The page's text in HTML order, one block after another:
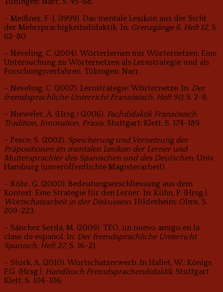
– Meißner, F-J. (1999). Das mentale Lexikon aus der Sicht
der Mehrsprachigkeitsdidaktik. In: Grenzgänge 6, Heft 12, S.
62-80.
– Neveling, C. (2004). Wörterlernen mir Wörternetzen: Eine
Untersuchung zu Wörternetzen als Lernstrategie und als
Forschungsverfahren. Tübingen: Narr.
– Neveling, C. (2007). Lernstrategie: Wörternetze. In: Der
fremdsprachliche Unterricht Französisch, Heft 90, S. 2-8.
– Nieweler, A. (Hrsg.) (2006). Fachdidaktik Französisch.
Tradition, Innovation, Praxis. Stuttgart: Klett, S. 174-189.
– Pesce, S. (2002). Speicherung und Vernetzung der
Präpositionen im mentalen Lexikon der Lerner und
Muttersprachler des Spanischen und des Deutschen. Univ.
Hamburg (unveröffentlichte Magisterarbeit).
– Röhr, G. (2000). Bedeutungserschliessung aus dem
Kontext. Eine Strategie für den Lerner. In: Kühn, P. (Hrsg.),
Wortschatzarbeit in der Diskussion. Hildesheim: Olms, S.
209-223.
– Sánchez Serdá, M. (2009). TEO, un nuevo amigo en la
clase de español. In: Der fremdsprachliche Unterricht
Spanisch, Heft 27, S. 16-21.
– Stork, A. (2010). Wortschatzerwerb. In Hallet, W.; Königs,
F.G. (Hrsg.), Handbuch Fremdsprachendidaktik. Stuttgart:
Klett, S. 104-106.